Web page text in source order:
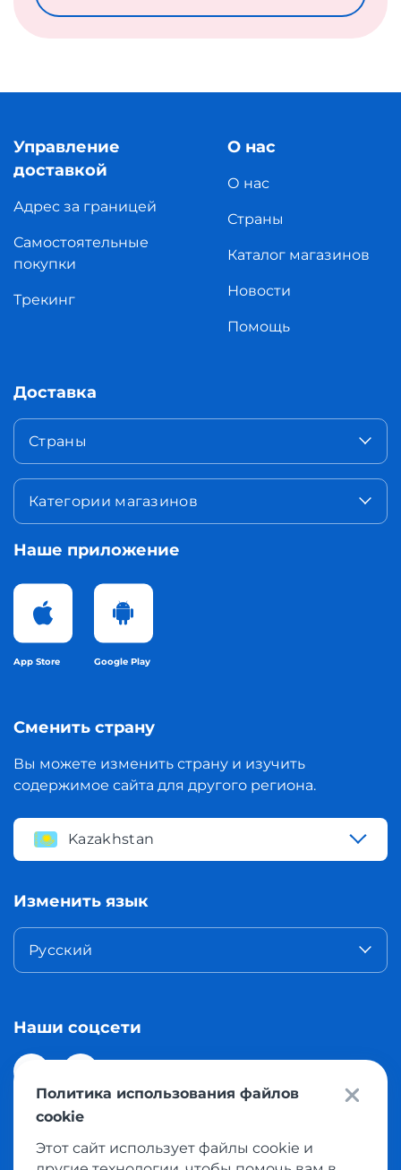
Управление
доставкой
Адрес за границей
Самостоятельные
покупки
Трекинг
О нас
О нас
Страны
Каталог магазинов
Новости
Помощь
Доставка
Страны
Категории магазинов
Наше приложение
App Store Google Play
Сменить страну
Вы можете изменить страну и изучить
содержимое сайта для другого региона.
Kazakhstan
Изменить язык
Русский
Наши соцсети
© 2026 Meest Shopping доставка покупок с интернет
Политика использования файлов
cookie
Этот сайт использует файлы cookie и